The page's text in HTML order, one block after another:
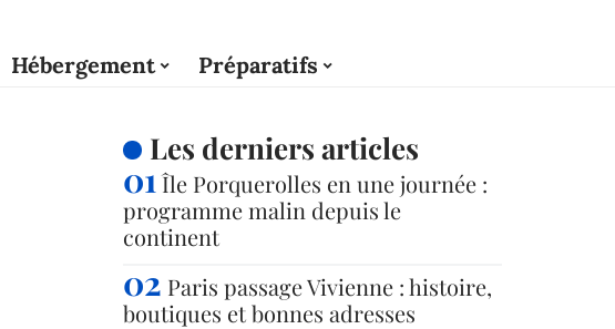
Hébergement Préparatifs
Les derniers articles
Île Porquerolles en une journée :
programme malin depuis le
continent
Paris passage Vivienne : histoire,
boutiques et bonnes adresses